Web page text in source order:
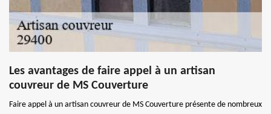
Les avantages de faire appel à un artisan
couvreur de MS Couverture
Faire appel à un artisan couvreur de MS Couverture présente de nombreux